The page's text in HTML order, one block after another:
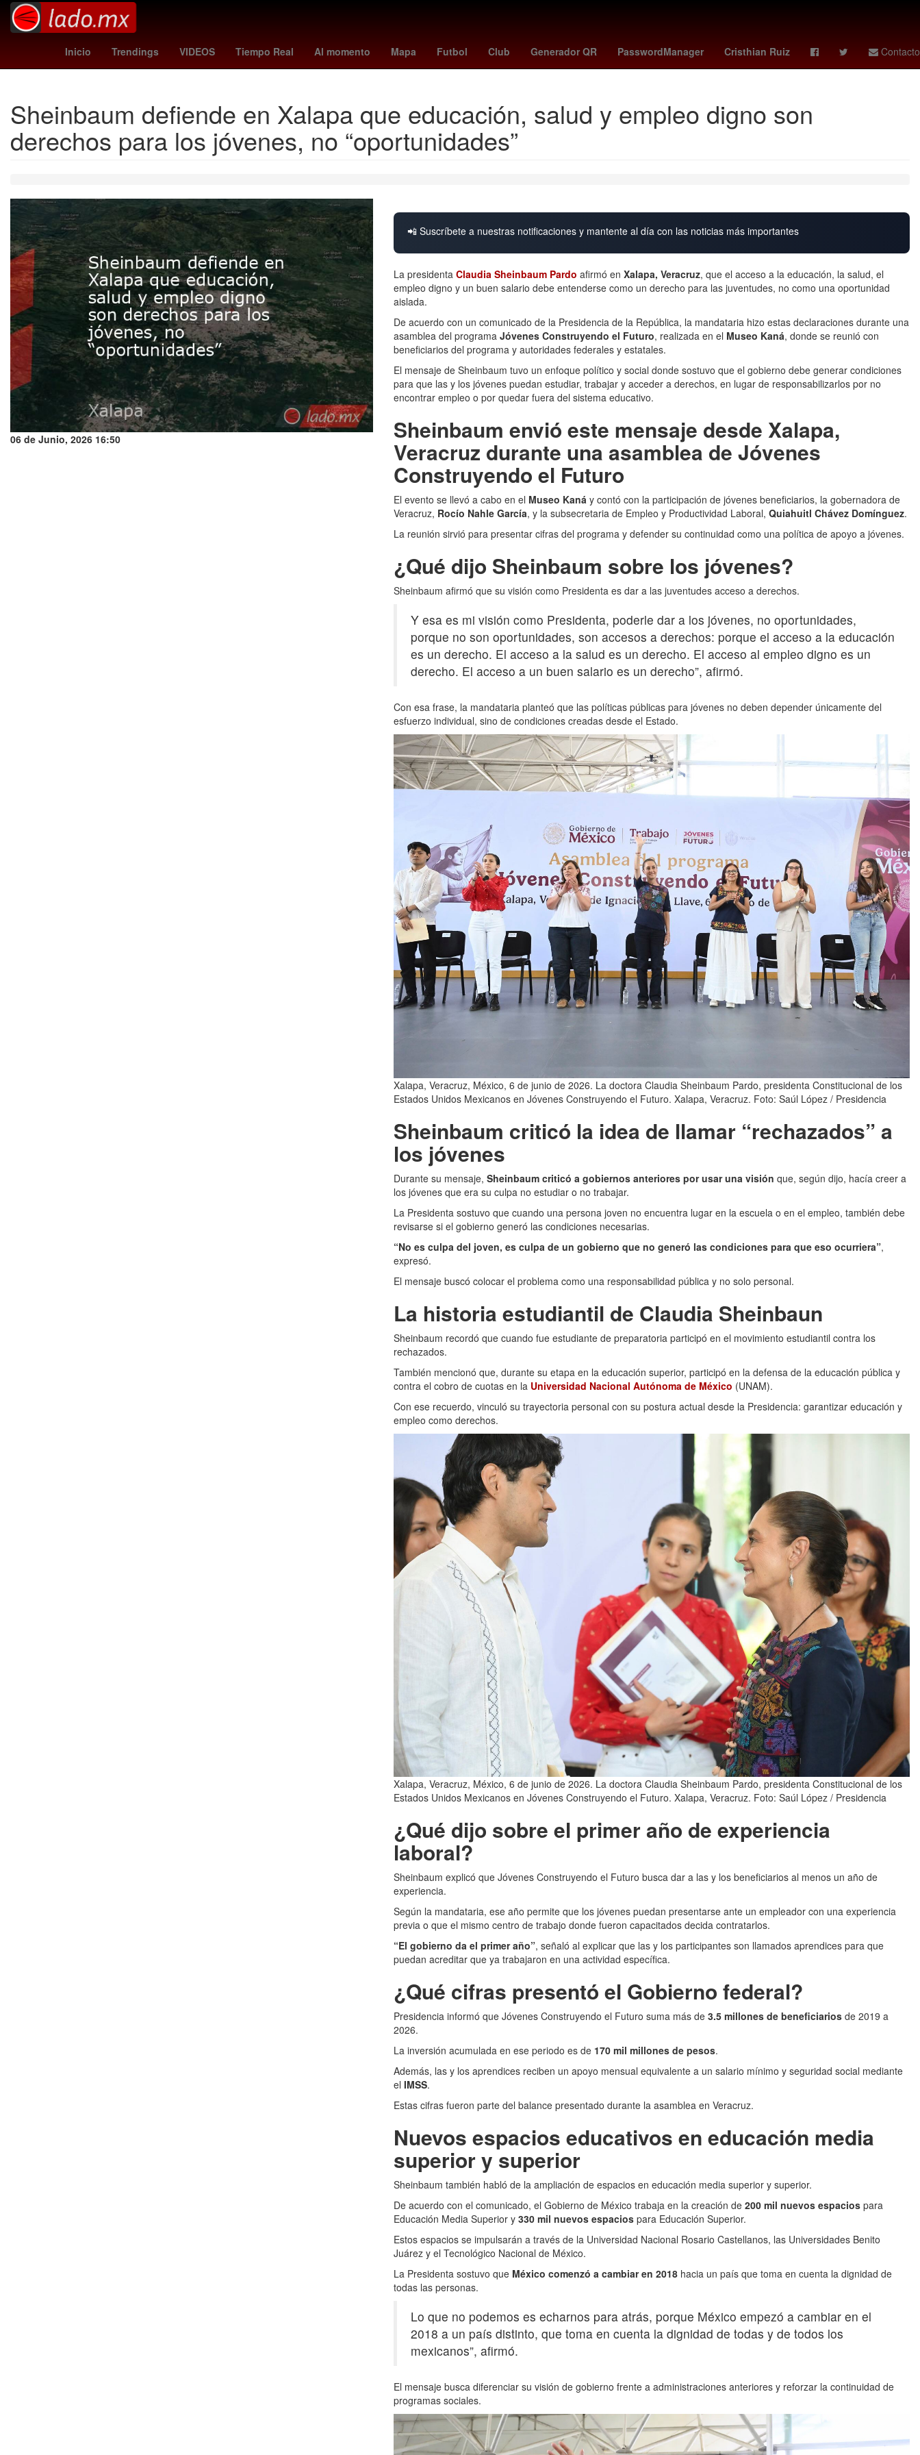
Inicio Trendings VIDEOS Tiempo Real Al momento Mapa Futbol Club Generador QR PasswordManager Cristhian Ruiz Contacto
jefferson lerma grecia quiroz Rockstar Games chucky lozano caracol en vivo biometría new york city fc Propiedad privada gideon mensah america hoy
Sheinbaum defiende en Xalapa que educación, salud y empleo digno son
derechos para los jóvenes, no “oportunidades”
06 de Junio, 2026 16:50
📲 Suscríbete a nuestras notificaciones y mantente al día con las noticias más importantes
La presidenta Claudia Sheinbaum Pardo afirmó en Xalapa, Veracruz, que el acceso a la educación, la salud, el
empleo digno y un buen salario debe entenderse como un derecho para las juventudes, no como una oportunidad
aislada.
De acuerdo con un comunicado de la Presidencia de la República, la mandataria hizo estas declaraciones durante una
asamblea del programa Jóvenes Construyendo el Futuro, realizada en el Museo Kaná, donde se reunió con
beneficiarios del programa y autoridades federales y estatales.
El mensaje de Sheinbaum tuvo un enfoque político y social donde sostuvo que el gobierno debe generar condiciones
para que las y los jóvenes puedan estudiar, trabajar y acceder a derechos, en lugar de responsabilizarlos por no
encontrar empleo o por quedar fuera del sistema educativo.
Sheinbaum envió este mensaje desde Xalapa,
Veracruz durante una asamblea de Jóvenes
Construyendo el Futuro
El evento se llevó a cabo en el Museo Kaná y contó con la participación de jóvenes beneficiarios, la gobernadora de
Veracruz, Rocío Nahle García, y la subsecretaria de Empleo y Productividad Laboral, Quiahuitl Chávez Domínguez.
La reunión sirvió para presentar cifras del programa y defender su continuidad como una política de apoyo a jóvenes.
¿Qué dijo Sheinbaum sobre los jóvenes?
Sheinbaum afirmó que su visión como Presidenta es dar a las juventudes acceso a derechos.
Y esa es mi visión como Presidenta, poderle dar a los jóvenes, no oportunidades,
porque no son oportunidades, son accesos a derechos: porque el acceso a la educación
es un derecho. El acceso a la salud es un derecho. El acceso al empleo digno es un
derecho. El acceso a un buen salario es un derecho”, afirmó.
Con esa frase, la mandataria planteó que las políticas públicas para jóvenes no deben depender únicamente del
esfuerzo individual, sino de condiciones creadas desde el Estado.
Xalapa, Veracruz, México, 6 de junio de 2026. La doctora Claudia Sheinbaum Pardo, presidenta Constitucional de los
Estados Unidos Mexicanos en Jóvenes Construyendo el Futuro. Xalapa, Veracruz. Foto: Saúl López / Presidencia
Sheinbaum criticó la idea de llamar “rechazados” a
los jóvenes
Durante su mensaje, Sheinbaum criticó a gobiernos anteriores por usar una visión que, según dijo, hacía creer a
los jóvenes que era su culpa no estudiar o no trabajar.
La Presidenta sostuvo que cuando una persona joven no encuentra lugar en la escuela o en el empleo, también debe
revisarse si el gobierno generó las condiciones necesarias.
“No es culpa del joven, es culpa de un gobierno que no generó las condiciones para que eso ocurriera”,
expresó.
El mensaje buscó colocar el problema como una responsabilidad pública y no solo personal.
La historia estudiantil de Claudia Sheinbaun
Sheinbaum recordó que cuando fue estudiante de preparatoria participó en el movimiento estudiantil contra los
rechazados.
También mencionó que, durante su etapa en la educación superior, participó en la defensa de la educación pública y
contra el cobro de cuotas en la Universidad Nacional Autónoma de México (UNAM).
Con ese recuerdo, vinculó su trayectoria personal con su postura actual desde la Presidencia: garantizar educación y
empleo como derechos.
Xalapa, Veracruz, México, 6 de junio de 2026. La doctora Claudia Sheinbaum Pardo, presidenta Constitucional de los
Estados Unidos Mexicanos en Jóvenes Construyendo el Futuro. Xalapa, Veracruz. Foto: Saúl López / Presidencia
¿Qué dijo sobre el primer año de experiencia
laboral?
Sheinbaum explicó que Jóvenes Construyendo el Futuro busca dar a las y los beneficiarios al menos un año de
experiencia.
Según la mandataria, ese año permite que los jóvenes puedan presentarse ante un empleador con una experiencia
previa o que el mismo centro de trabajo donde fueron capacitados decida contratarlos.
“El gobierno da el primer año”, señaló al explicar que las y los participantes son llamados aprendices para que
puedan acreditar que ya trabajaron en una actividad específica.
¿Qué cifras presentó el Gobierno federal?
Presidencia informó que Jóvenes Construyendo el Futuro suma más de 3.5 millones de beneficiarios de 2019 a
2026.
La inversión acumulada en ese periodo es de 170 mil millones de pesos.
Además, las y los aprendices reciben un apoyo mensual equivalente a un salario mínimo y seguridad social mediante
el IMSS.
Estas cifras fueron parte del balance presentado durante la asamblea en Veracruz.
Nuevos espacios educativos en educación media
superior y superior
Sheinbaum también habló de la ampliación de espacios en educación media superior y superior.
De acuerdo con el comunicado, el Gobierno de México trabaja en la creación de 200 mil nuevos espacios para
Educación Media Superior y 330 mil nuevos espacios para Educación Superior.
Estos espacios se impulsarán a través de la Universidad Nacional Rosario Castellanos, las Universidades Benito
Juárez y el Tecnológico Nacional de México.
La Presidenta sostuvo que México comenzó a cambiar en 2018 hacia un país que toma en cuenta la dignidad de
todas las personas.
Lo que no podemos es echarnos para atrás, porque México empezó a cambiar en el
2018 a un país distinto, que toma en cuenta la dignidad de todas y de todos los
mexicanos”, afirmó.
El mensaje busca diferenciar su visión de gobierno frente a administraciones anteriores y reforzar la continuidad de
programas sociales.